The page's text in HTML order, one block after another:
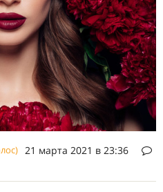
21 марта 2021 в 23:36